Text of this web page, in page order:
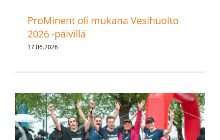
ProMinent oli mukana Vesihuolto
2026 -päivillä
17.06.2026